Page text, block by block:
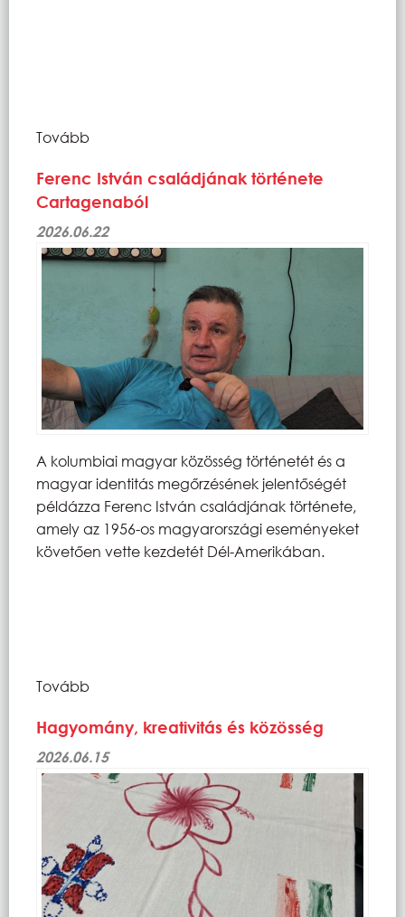
Tovább
Ferenc István családjának története
Cartagenaból
2026.06.22
A kolumbiai magyar közösség történetét és a
magyar identitás megőrzésének jelentőségét
példázza Ferenc István családjának története,
amely az 1956-os magyarországi eseményeket
követően vette kezdetét Dél-Amerikában.
Tovább
Hagyomány, kreativitás és közösség
2026.06.15